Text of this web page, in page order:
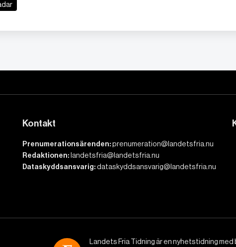
Kontakt
Prenumerationsärenden:prenumeration@landetsfria.nu
Redaktionen: landetsfria@landetsfria.nu
Dataskyddsansvarig:dataskyddsansvarig@landetsfria.nu
Landets Fria Tidning är en nyhetstidning